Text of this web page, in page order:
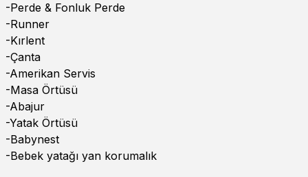
-Perde & Fonluk Perde
-Runner
-Kırlent
-Çanta
-Amerikan Servis
-Masa Örtüsü
-Abajur
-Yatak Örtüsü
-Babynest
-Bebek yatağı yan korumalık